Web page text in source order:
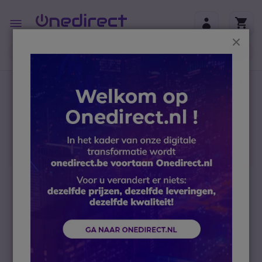
Toggle
Nav
btw)
Headsets
Accessoires
Vervanging headsets en onderdelen
Vervangende headset Poly Savi 7320 Duo Teams